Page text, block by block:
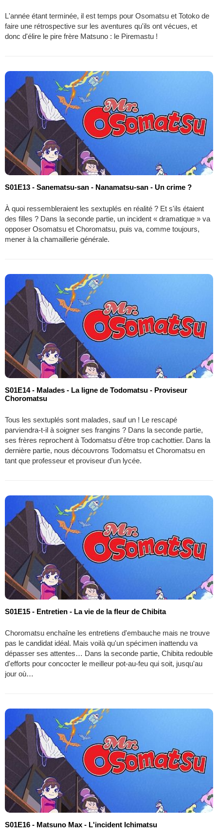
L'année étant terminée, il est temps pour Osomatsu et Totoko de
faire une rétrospective sur les aventures qu'ils ont vécues, et
donc d'élire le pire frère Matsuno : le Piremastu !
S01E13 - Sanematsu-san - Nanamatsu-san - Un crime ?
À quoi ressembleraient les sextuplés en réalité ? Et s'ils étaient
des filles ? Dans la seconde partie, un incident « dramatique » va
opposer Osomatsu et Choromatsu, puis va, comme toujours,
mener à la chamaillerie générale.
S01E14 - Malades - La ligne de Todomatsu - Proviseur
Choromatsu
Tous les sextuplés sont malades, sauf un ! Le rescapé
parviendra-t-il à soigner ses frangins ? Dans la seconde partie,
ses frères reprochent à Todomatsu d'être trop cachottier. Dans la
dernière partie, nous découvrons Todomatsu et Choromatsu en
tant que professeur et proviseur d'un lycée.
S01E15 - Entretien - La vie de la fleur de Chibita
Choromatsu enchaîne les entretiens d'embauche mais ne trouve
pas le candidat idéal. Mais voilà qu'un spécimen inattendu va
dépasser ses attentes… Dans la seconde partie, Chibita redouble
d'efforts pour concocter le meilleur pot-au-feu qui soit, jusqu'au
jour où…
S01E16 - Matsuno Max - L'incident Ichimatsu